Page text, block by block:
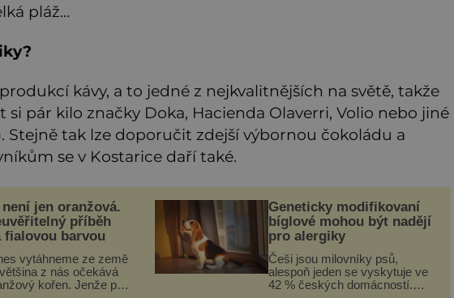
pláž…
kávy, a to jedné z nejkvalitnějších na světě, takže
si pár kilo značky Doka, Hacienda Olaverri, Volio nebo jiné
Stejně tak lze doporučit zdejší výbornou čokoládu a
se v Kostarice daří také.
není jen oranžová.
příběh
fialovou barvou
vytáhneme ze země
z nás očekává
kořen. Jenže po
Geneticky modifikovaní
bíglové mohou být nadějí
pro alergiky
Češi jsou milovníky psů,
alespoň jeden se vyskytuje ve
42 % českých domácností.